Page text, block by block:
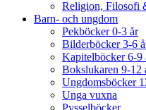
Religion, Filosofi
Barn- och ungdom
Pekböcker 0-3 år
Bilderböcker 3-6
Kapitelböcker 6-9
Bokslukaren 9-12
Ungdomsböcker
Unga vuxna
Pysselböcker